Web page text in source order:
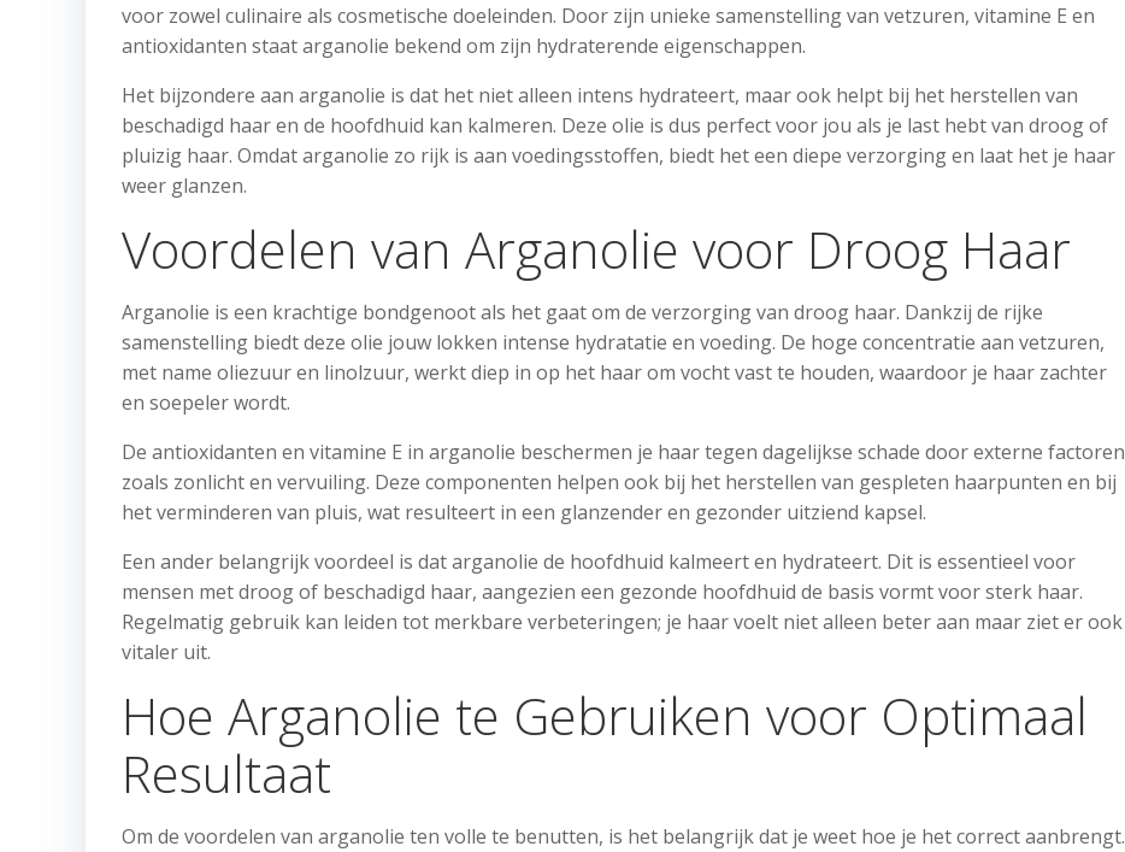
voor zowel culinaire als cosmetische doeleinden. Door zijn unieke samenstelling van vetzuren, vitamine E en
antioxidanten staat arganolie bekend om zijn hydraterende eigenschappen.
Het bijzondere aan arganolie is dat het niet alleen intens hydrateert, maar ook helpt bij het herstellen van
beschadigd haar en de hoofdhuid kan kalmeren. Deze olie is dus perfect voor jou als je last hebt van droog of
pluizig haar. Omdat arganolie zo rijk is aan voedingsstoffen, biedt het een diepe verzorging en laat het je haar
weer glanzen.
Voordelen van Arganolie voor Droog Haar
Arganolie is een krachtige bondgenoot als het gaat om de verzorging van droog haar. Dankzij de rijke
samenstelling biedt deze olie jouw lokken intense hydratatie en voeding. De hoge concentratie aan vetzuren,
met name oliezuur en linolzuur, werkt diep in op het haar om vocht vast te houden, waardoor je haar zachter
en soepeler wordt.
De antioxidanten en vitamine E in arganolie beschermen je haar tegen dagelijkse schade door externe factoren
zoals zonlicht en vervuiling. Deze componenten helpen ook bij het herstellen van gespleten haarpunten en bij
het verminderen van pluis, wat resulteert in een glanzender en gezonder uitziend kapsel.
Een ander belangrijk voordeel is dat arganolie de hoofdhuid kalmeert en hydrateert. Dit is essentieel voor
mensen met droog of beschadigd haar, aangezien een gezonde hoofdhuid de basis vormt voor sterk haar.
Regelmatig gebruik kan leiden tot merkbare verbeteringen; je haar voelt niet alleen beter aan maar ziet er ook
vitaler uit.
Hoe Arganolie te Gebruiken voor Optimaal
Resultaat
Om de voordelen van arganolie ten volle te benutten, is het belangrijk dat je weet hoe je het correct aanbrengt.